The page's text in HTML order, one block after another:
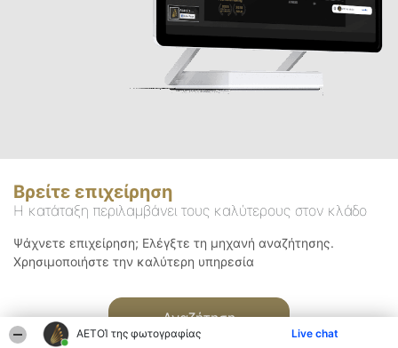
ΑΕΤΟΊ της φωτογραφίας Live chat
Βρείτε επιχείρηση
Η κατάταξη περιλαμβάνει τους καλύτερους στον κλάδο
Ψάχνετε επιχείρηση; Ελέγξτε τη μηχανή αναζήτησης.
Χρησιμοποιήστε την καλύτερη υπηρεσία
Αναζήτηση